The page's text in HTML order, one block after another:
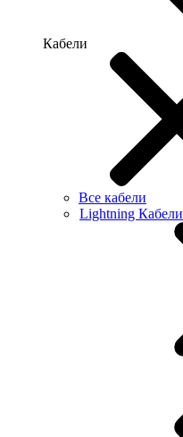
Кабели
Все кабели
Lightning Кабели